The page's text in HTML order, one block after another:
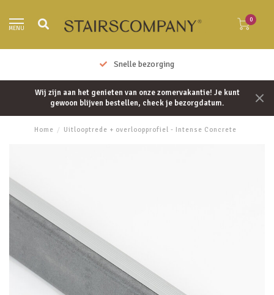
MENU
0
Snelle bezorging
Wij zijn aan het genieten van onze zomervakantie! Je kunt
gewoon blijven bestellen, check je bezorgdatum.
Home / Uitlooptrede + overloopprofiel - Intense Concrete